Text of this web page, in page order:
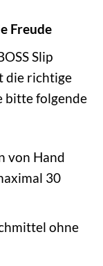
Freude
Slip
die richtige
bitte folgende
von Hand
30
ohne